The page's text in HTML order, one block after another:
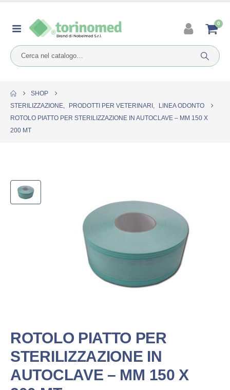
0
SHOP
STERILIZZAZIONE, PRODOTTI PER VETERINARI ,
LINEA ODONTO
ROTOLO PIATTO PER STERILIZZAZIONE IN AUTOCLAVE – MM 150 X
200 MT
ROTOLO PIATTO PER
STERILIZZAZIONE IN
AUTOCLAVE – MM 150 X